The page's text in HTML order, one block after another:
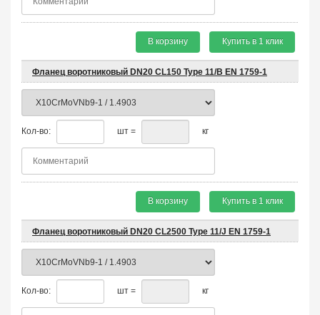
В корзину Купить в 1 клик
Фланец воротниковый DN20 CL150 Type 11/B EN 1759-1
Кол-во: шт = кг
В корзину Купить в 1 клик
Фланец воротниковый DN20 CL2500 Type 11/J EN 1759-1
Кол-во: шт = кг